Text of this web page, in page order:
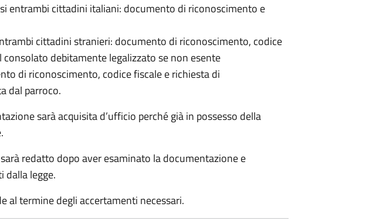
entrambi cittadini italiani: documento di riconoscimento e
cittadini stranieri: documento di riconoscimento, codice
consolato debitamente legalizzato se non esente
di riconoscimento, codice fiscale e richiesta di
dal parroco.
sarà acquisita d’ufficio perché già in possesso della
redatto dopo aver esaminato la documentazione e
dalla legge.
al termine degli accertamenti necessari.